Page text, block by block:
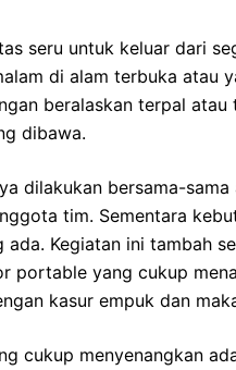
seru untuk keluar dari
di alam terbuka atau
beralaskan terpal
dibawa.
dilakukan bersama-
tim. Sementara
Kegiatan ini tambah
portable yang cukup
kasur empuk dan
cukup menyenangkan